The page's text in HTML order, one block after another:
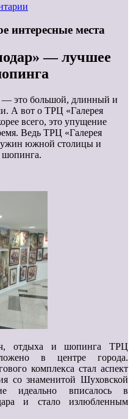
интересные места
— лучшее
— это большой, длинный и
А вот о ТРЦ «Галерея
всего, это упущение
Ведь ТРЦ «Галерея
южной столицы и
шопинга.
отдыха и шопинга ТРЦ
в центре города.
комплекса стал аспект
со знаменитой Шуховской
идеально вписалось в
и стало излюбленным